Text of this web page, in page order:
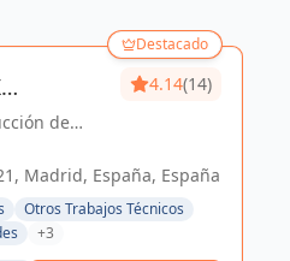
Destacado
de
Nueva.
4.14(14)
Madrid, España, España
Otros Trabajos Técnicos
+3